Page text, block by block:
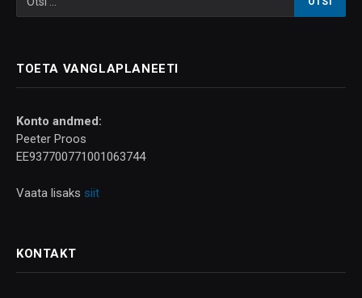
TOETA VANGLAPLANEETI
Konto andmed:
Peeter Proos
EE937700771001063744
Vaata lisaks siit
KONTAKT